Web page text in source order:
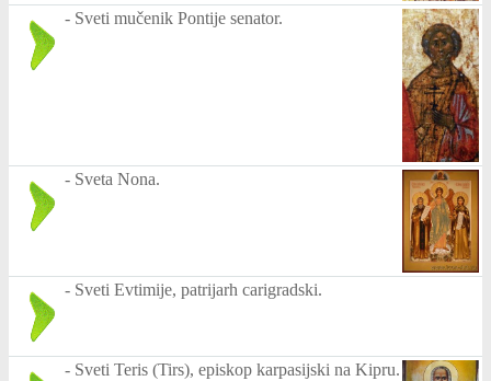
- Sveti mučenik Pontije senator.
- Sveta Nona.
- Sveti Evtimije, patrijarh carigradski.
- Sveti Teris (Tirs), episkop karpasijski na Kipru.